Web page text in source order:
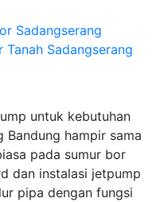
Sadangserang
Sadangserang
untuk kebutuhan
Bandung hampir sama
pada sumur bor
dan instalasi jetpump
pipa dengan fungsi